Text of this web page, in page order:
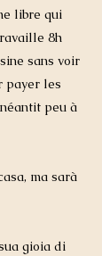
libre qui
8h
sans voir
payer les
peu à
ma sarà
gioia di